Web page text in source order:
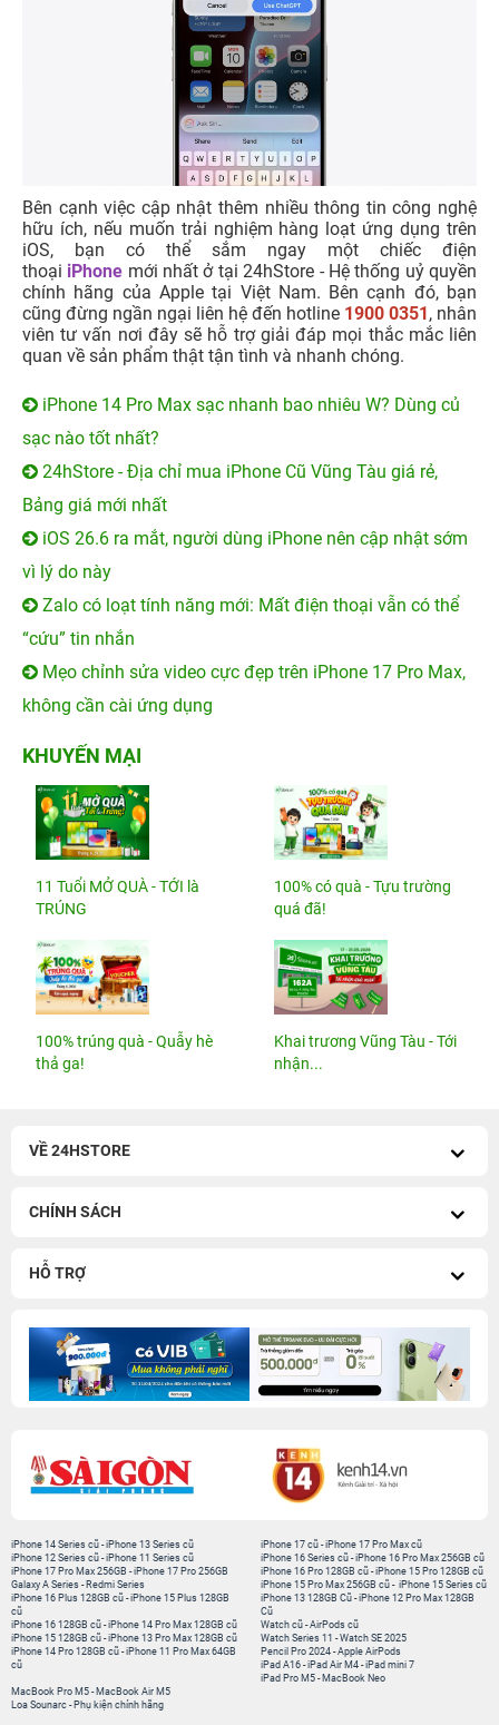
Bên cạnh việc cập nhật thêm nhiều thông tin công nghệ
hữu ích, nếu muốn trải nghiệm hàng loạt ứng dụng trên
iOS, bạn có thể sắm ngay một chiếc điện
thoại iPhone mới nhất ở tại 24hStore - Hệ thống uỷ quyền
chính hãng của Apple tại Việt Nam. Bên cạnh đó, bạn
cũng đừng ngần ngại liên hệ đến hotline 1900 0351, nhân
viên tư vấn nơi đây sẽ hỗ trợ giải đáp mọi thắc mắc liên
quan về sản phẩm thật tận tình và nhanh chóng.
iPhone 14 Pro Max sạc nhanh bao nhiêu W? Dùng củ
sạc nào tốt nhất?
24hStore - Địa chỉ mua iPhone Cũ Vũng Tàu giá rẻ,
Bảng giá mới nhất
iOS 26.6 ra mắt, người dùng iPhone nên cập nhật sớm
vì lý do này
Zalo có loạt tính năng mới: Mất điện thoại vẫn có thể
“cứu” tin nhắn
Mẹo chỉnh sửa video cực đẹp trên iPhone 17 Pro Max,
không cần cài ứng dụng
KHUYẾN MẠI
11 Tuổi MỞ QUÀ - TỚI là
TRÚNG
100% có quà - Tựu trường
quá đã!
100% trúng quà - Quẫy hè
thả ga!
Khai trương Vũng Tàu - Tới
nhận...
VỀ 24HSTORE
CHÍNH SÁCH
HỖ TRỢ
iPhone 14 Series cũ -iPhone 13 Series cũ
iPhone 12 Series cũ -iPhone 11 Series cũ
iPhone 17 Pro Max 256GB -iPhone 17 Pro 256GB
Galaxy A Series - Redmi Series
iPhone 17 cũ -iPhone 17 Pro Max cũ
iPhone 16 Series cũ - iPhone 16 Pro Max 256GB cũ
iPhone 16 Pro 128GB cũ -iPhone 15 Pro 128GB cũ
iPhone 15 Pro Max 256GB cũ - iPhone 15 Series cũ
iPhone 16 Plus 128GB cũ -iPhone 15 Plus 128GB
cũ
iPhone 16 128GB cũ -iPhone 14 Pro Max 128GB cũ
iPhone 15 128GB cũ -iPhone 13 Pro Max 128GB cũ
iPhone 14 Pro 128GB cũ -iPhone 11 Pro Max 64GB
cũ
iPhone 13 128GB Cũ -iPhone 12 Pro Max 128GB
Cũ
Watch cũ -AirPods cũ
Watch Series 11 -Watch SE 2025
Pencil Pro 2024 -Apple AirPods
iPad A16 -iPad Air M4 -iPad mini 7
iPad Pro M5 - MacBook Neo
MacBook Pro M5 - MacBook Air M5
Loa Sounarc - Phụ kiện chính hãng